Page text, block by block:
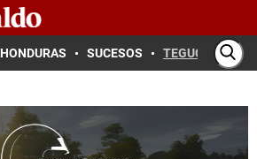
HONDURAS SUCESOS TEGUCIGALPA